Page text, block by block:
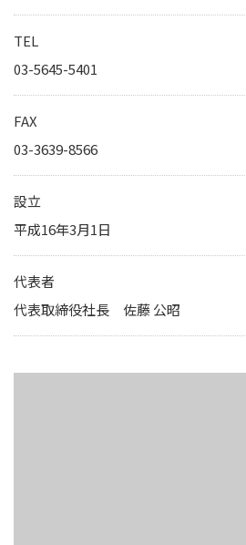
TEL
03-5645-5401
FAX
03-3639-8566
設立
平成16年3月1日
代表者
代表取締役社長 佐藤 公昭